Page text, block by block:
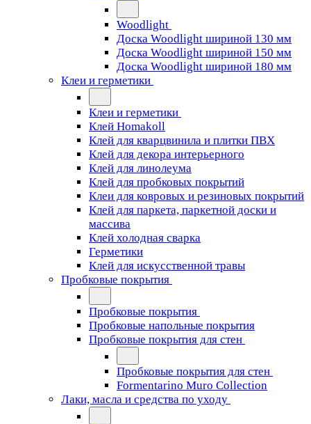
Woodlight
Доска Woodlight шириной 130 мм
Доска Woodlight шириной 150 мм
Доска Woodlight шириной 180 мм
Клеи и герметики
Клеи и герметики
Клей Homakoll
Клей для кварцвинила и плитки ПВХ
Клей для декора интерьерного
Клей для линолеума
Клей для пробковых покрытий
Клеи для ковровых и резиновых покрытий
Клей для паркета, паркетной доски и
массива
Клей холодная сварка
Герметики
Клей для искусственной травы
Пробковые покрытия
Пробковые покрытия
Пробковые напольные покрытия
Пробковые покрытия для стен
Пробковые покрытия для стен
Formentarino Muro Collection
Лаки, масла и средства по уходу